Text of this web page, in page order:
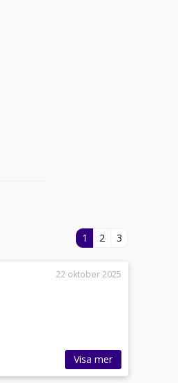
1 2 3
22 oktober 2025
Visa mer